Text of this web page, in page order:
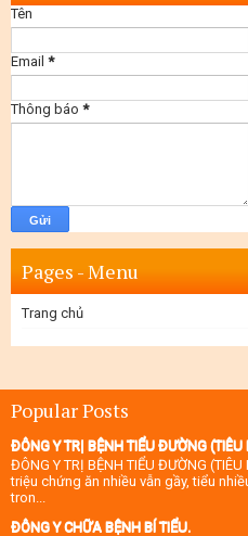
Tên
Email *
Thông báo *
Pages - Menu
Trang chủ
Popular Posts
ĐÔNG Y TRỊ BỆNH TIỂU ĐƯỜNG (TIÊU
ĐÔNG Y TRỊ BỆNH TIỂU ĐƯỜNG
triệu chứng ăn nhiều vẫn gầy, tiểu
tron...
ĐÔNG Y CHỮA BỆNH BÍ TIỂU.